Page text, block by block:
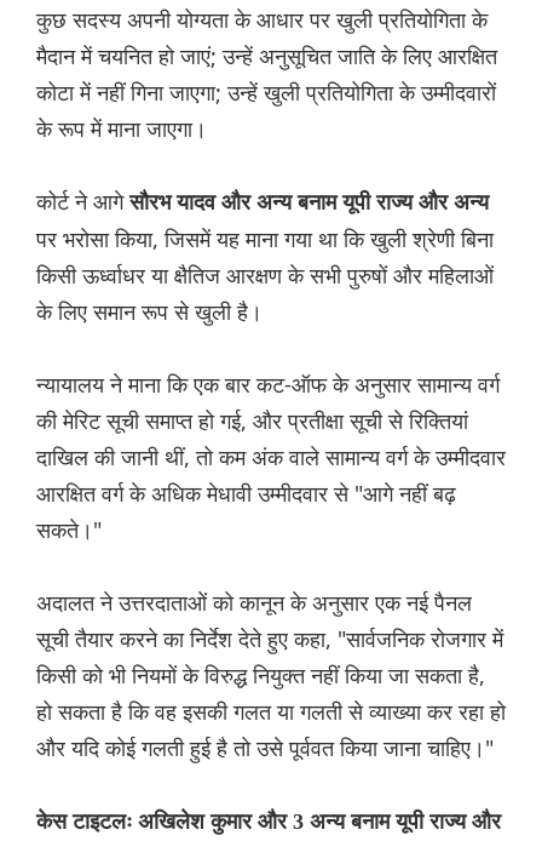
कुछ सदस्य अपनी योग्यता के आधार पर खुली प्रतियोगिता के
मैदान में चयनित हो जाएं; उन्हें अनुसूचित जाति के लिए आरक्षित
कोटा में नहीं गिना जाएगा; उन्हें खुली प्रतियोगिता के उम्मीदवारों
के रूप में माना जाएगा।
कोर्ट ने आगेसौरभ यादव और अन्य बनाम यूपी राज्य और अन्य
पर भरोसा किया, जिसमें यह माना गया था कि खुली श्रेणी बिना
किसी ऊर्ध्वाधर या क्षैतिज आरक्षण के सभी पुरुषों और महिलाओं
के लिए समान रूप से खुली है।
न्यायालय ने माना कि एक बार कट-ऑफ के अनुसार सामान्य वर्ग
की मेरिट सूची समाप्त हो गई, और प्रतीक्षा सूची से रिक्तियां
दाखिल की जानी थीं, तो कम अंक वाले सामान्य वर्ग के उम्मीदवार
आरक्षित वर्ग के अधिक मेधावी उम्मीदवार से "आगे नहीं बढ़
सकते।"
अदालत ने उत्तरदाताओं को कानून के अनुसार एक नई पैनल
सूची तैयार करने का निर्देश देते हुए कहा, "सार्वजनिक रोजगार में
किसी को भी नियमों के विरुद्ध नियुक्त नहीं किया जा सकता है,
हो सकता है कि वह इसकी गलत या गलती से व्याख्या कर रहा हो
और यदि कोई गलती हुई है तो उसे पूर्ववत किया जाना चाहिए।"
केस टाइटलः अखिलेश कुमार और 3 अन्य बनाम यूपी राज्य और